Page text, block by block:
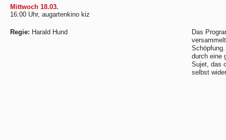
Mittwoch 18.03.
16:00 Uhr, augartenkino kiz
Regie: Harald Hund
Das
durch eine
Sujet, das
selbst